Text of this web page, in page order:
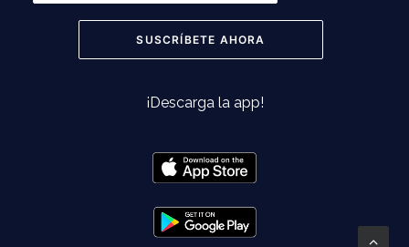
¡Descarga la app!